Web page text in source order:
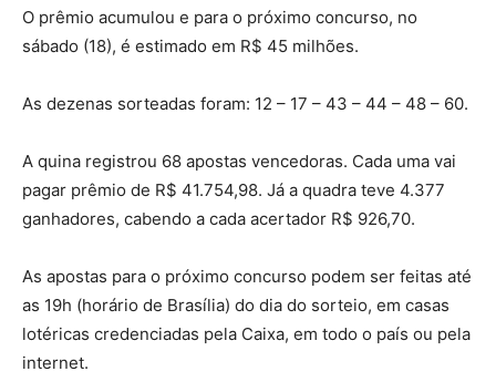
O prêmio acumulou e para o próximo concurso, no
sábado (18), é estimado em R$ 45 milhões.
As dezenas sorteadas foram: 12 – 17 – 43 – 44 – 48 – 60.
A quina registrou 68 apostas vencedoras. Cada uma vai
pagar prêmio de R$ 41.754,98. Já a quadra teve 4.377
ganhadores, cabendo a cada acertador R$ 926,70.
As apostas para o próximo concurso podem ser feitas até
as 19h (horário de Brasília) do dia do sorteio, em casas
lotéricas credenciadas pela Caixa, em todo o país ou pela
internet.